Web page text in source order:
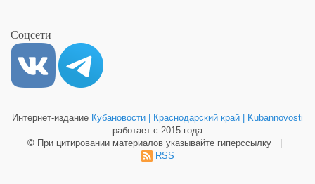
Соцсети
Интернет-издание Кубановости | Краснодарский край | Kubannovosti
работает с 2015 года
© При цитировании материалов указывайте гиперссылку |
RSS